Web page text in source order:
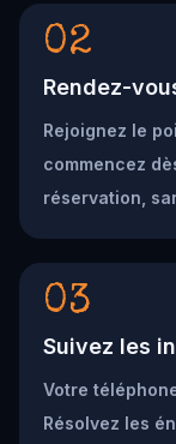
02
Rendez-
Rejoignez le
commencez
réservation,
03
Suivez les
Votre
Résolvez les